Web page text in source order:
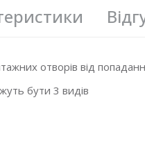
отворів від
бути 3 видів